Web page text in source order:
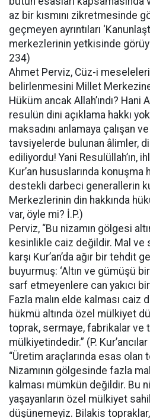
az bir kısmını zikretmesinde
geçmeyen ayrıntıları
merkezlerinin yetkisinde
234)
Ahmet Perviz, Cüz-i
belirlenmesini Millet
Hüküm ancak Allah’ındı? Hani
resulün dini açıklama hakkı
maksadını anlamaya çalışan
tavsiyelerde bulunan âlimler,
ediliyordu! Yani Resulüllah’ın,
Kur’an hususlarında konuşma
destekli darbeci generallerin
Merkezlerinin din hakkında
var, öyle mi? İ.P.)
Perviz, “Bu nizamın gölgesi
kesinlikle caiz değildir. Mal
karşı Kur’an’da ağır bir tehdit
buyurmuş: ‘Altın ve gümüşü
sarf etmeyenlere can yakıcı
Fazla malın elde kalması caiz
hükmü altında özel mülkiyet
toprak, sermaye, fabrikalar ve
mülkiyetindedir.” (P.
“Üretim araçlarında esas olan
Nizamının gölgesinde fazla
kalması mümkün değildir. Bu
yaşayanların özel mülkiyet
düşünemeyiz. Bilakis